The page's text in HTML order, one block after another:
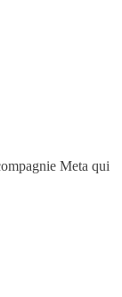
Meta qui